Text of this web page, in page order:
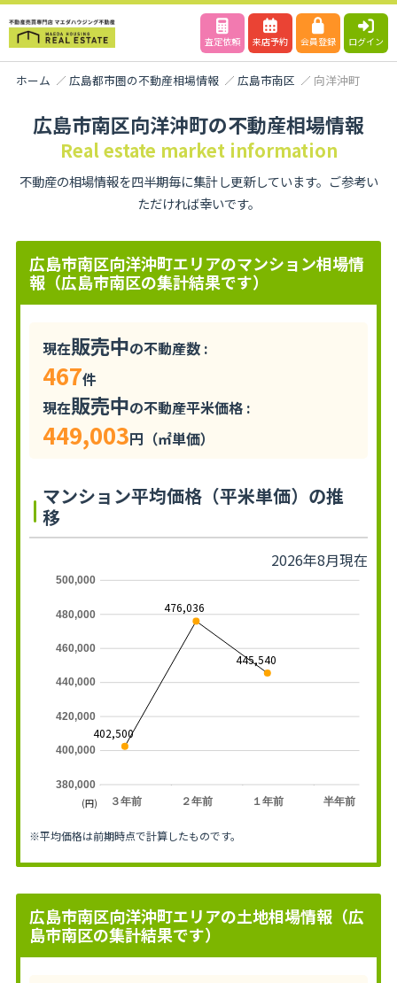
査定依頼 来店予約 会員登録 ログイン
ホーム 広島都市圏の不動産相場情報 広島市南区 向洋沖町
広島市南区向洋沖町の不動産相場情報
Real estate market information
不動産の相場情報を四半期毎に集計し更新しています。ご参考い
ただければ幸いです。
広島市南区向洋沖町エリアのマンション相場情
報（広島市南区の集計結果です）
現在販売中の不動産数 :
467件
現在販売中の不動産平米価格 :
449,003円（㎡単価）
マンション平均価格（平米単価）の推
移
2026年8月現在
３年前 ２年前 １年前 半年前
380,000
400,000
420,000
440,000
460,000
480,000
500,000
402,500
476,036
445,540
(円)
※平均価格は前期時点で計算したものです。
広島市南区向洋沖町エリアの土地相場情報（広
島市南区の集計結果です）